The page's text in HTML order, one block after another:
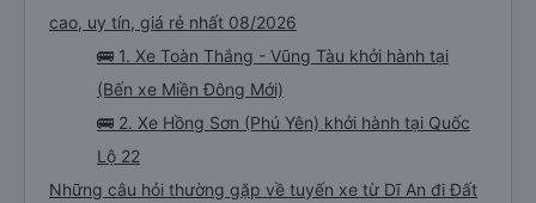
cao, uy tín, giá rẻ nhất 08/2026
🚌 1. Xe Toàn Thắng - Vũng Tàu khởi hành tại
(Bến xe Miền Đông Mới)
🚌 2. Xe Hồng Sơn (Phú Yên) khởi hành tại Quốc
Lộ 22
Những câu hỏi thường gặp về tuyến xe từ Dĩ An đi Đất